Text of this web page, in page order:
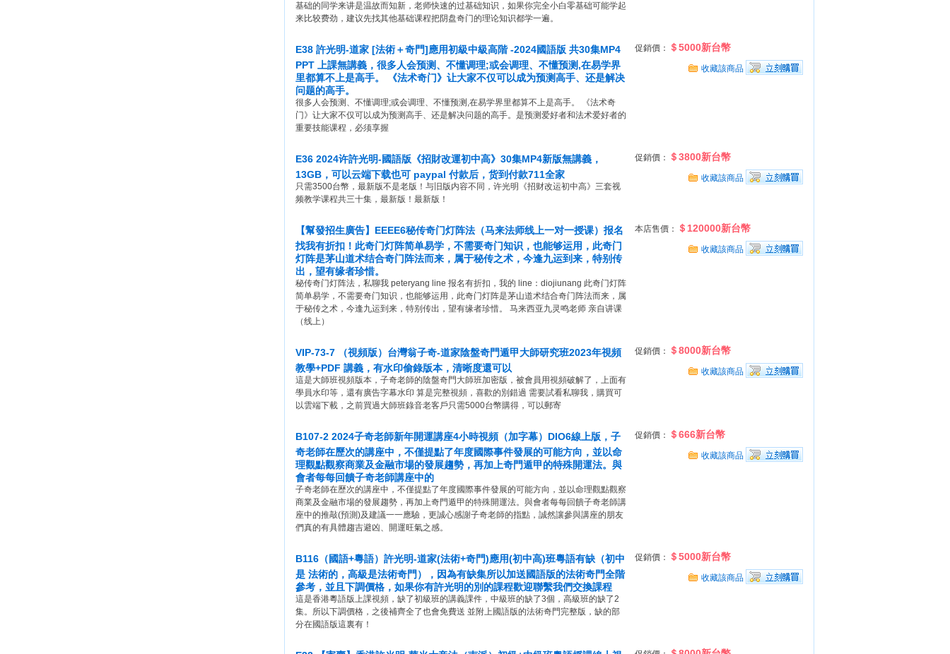
基础的同学来讲是温故而知新，老师快速的过基础知识，如果你完全小白零基础可能学起
来比较费劲，建议先找其他基础课程把阴盘奇门的理论知识都学一遍。
E38 許光明-道家 [法術＋奇門]應用初級中級高階 -2024國語版 共30集MP4
PPT 上課無講義，很多人会预测、不懂调理;或会调理、不懂预测,在易学界
里都算不上是高手。 《法术奇门》让大家不仅可以成为预测高手、还是解决
问题的高手。
很多人会预测、不懂调理;或会调理、不懂预测,在易学界里都算不上是高手。 《法术奇
门》让大家不仅可以成为预测高手、还是解决问题的高手。是预测爱好者和法术爱好者的
重要技能课程，必须享握
促銷價： ＄5000新台幣
收藏該商品
E36 2024许許光明-國語版《招財改運初中高》30集MP4新版無講義，
13GB，可以云端下载也可 paypal 付款后，货到付款711全家
只需3500台幣，最新版不是老版！与旧版内容不同，许光明《招财改运初中高》三套视
频教学课程共三十集，最新版！最新版！
促銷價： ＄3800新台幣
收藏該商品
【幫發招生廣告】EEEE6秘传奇门灯阵法（马来法师线上一对一授课）报名
找我有折扣！此奇门灯阵简单易学，不需要奇门知识，也能够运用，此奇门
灯阵是茅山道术结合奇门阵法而来，属于秘传之术，今逢九运到来，特别传
出，望有缘者珍惜。
秘传奇门灯阵法，私聊我 peteryang line 报名有折扣，我的 line：diojiunang 此奇门灯阵
简单易学，不需要奇门知识，也能够运用，此奇门灯阵是茅山道术结合奇门阵法而来，属
于秘传之术，今逢九运到来，特别传出，望有缘者珍惜。 马来西亚九灵鸣老师 亲自讲课
（线上）
本店售價： ＄120000新台幣
收藏該商品
VIP-73-7 （視頻版）台灣翁子奇-道家陰盤奇門遁甲大師研究班2023年視頻
教學+PDF 講義，有水印偷錄版本，清晰度還可以
這是大師班視頻版本，子奇老師的陰盤奇門大師班加密版，被會員用視頻破解了，上面有
學員水印等，還有廣告字幕水印 算是完整視頻，喜歡的別錯過 需要試看私聊我，購買可
以雲端下載，之前買過大師班錄音老客戶只需5000台幣購得，可以郵寄
促銷價： ＄8000新台幣
收藏該商品
B107-2 2024子奇老師新年開運講座4小時視頻（加字幕）DIO6線上版，子
奇老師在歷次的講座中，不僅提點了年度國際事件發展的可能方向，並以命
理觀點觀察商業及金融市場的發展趨勢，再加上奇門遁甲的特殊開運法。與
會者每每回饋子奇老師講座中的
子奇老師在歷次的講座中，不僅提點了年度國際事件發展的可能方向，並以命理觀點觀察
商業及金融市場的發展趨勢，再加上奇門遁甲的特殊開運法。與會者每每回饋子奇老師講
座中的推敲(預測)及建議一一應驗，更誠心感謝子奇老師的指點，誠然讓參與講座的朋友
們真的有具體趨吉避凶、開運旺氣之感。
促銷價： ＄666新台幣
收藏該商品
B116（國語+粵語）許光明-道家(法術+奇門)應用(初中高)班粵語有缺（初中
是 法術的，高級是法術奇門），因為有缺集所以加送國語版的法術奇門全階
參考，並且下調價格，如果你有許光明的別的課程歡迎聯繫我們交換課程
這是香港粵語版上課視頻，缺了初級班的講義課件，中級班的缺了3個，高級班的缺了2
集。所以下調價格，之後補齊全了也會免費送 並附上國語版的法術奇門完整版，缺的部
分在國語版這裏有！
促銷價： ＄5000新台幣
收藏該商品